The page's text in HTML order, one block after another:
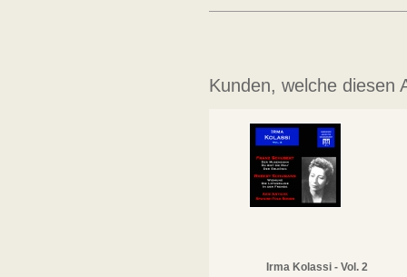
Kunden, welche diesen
Irma Kolassi - Vol. 2